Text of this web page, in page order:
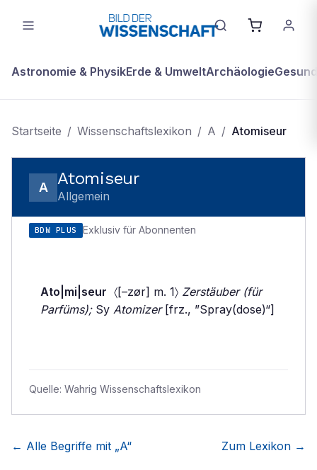
Astronomie & PhysikErde & UmweltArchäologie
Startseite / Wissenschaftslexikon / A / Atomiseur
A Atomiseur
Allgemein
BDW PLUS Exklusiv für Abonnenten
Ato|mi|seur 〈[–zør] m. 1〉 Zerstäuber (für
Parfüms);Sy Atomizer[frz., ”Spray(dose)“]
Quelle: Wahrig Wissenschaftslexikon
← Alle Begriffe mit „A“ Zum Lexikon →